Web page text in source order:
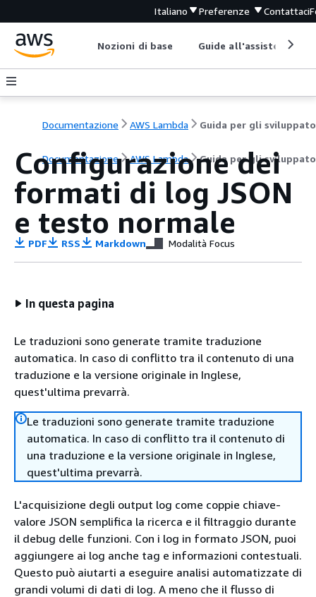
Italiano Preferenze Contattaci
Nozioni di base Guide all'assistenza
Documentazione AWS Lambda Guida per gli
Documentazione AWS Lambda Guida per gli
Configurazione dei
formati di log JSON
e testo normale
PDF RSS Markdown Modalità Focus
In questa pagina
Le traduzioni sono generate tramite traduzione
automatica. In caso di conflitto tra il contenuto di una
traduzione e la versione originale in Inglese,
quest'ultima prevarrà.
Le traduzioni sono generate tramite traduzione
automatica. In caso di conflitto tra il contenuto di
una traduzione e la versione originale in Inglese,
quest'ultima prevarrà.
L'acquisizione degli output log come coppie chiave-
valore JSON semplifica la ricerca e il filtraggio durante
il debug delle funzioni. Con i log in formato JSON, puoi
aggiungere ai log anche tag e informazioni contestuali.
Questo può aiutarti a eseguire analisi automatizzate di
grandi volumi di dati di log. A meno che il flusso di